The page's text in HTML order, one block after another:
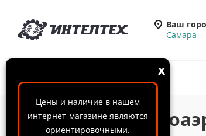
Цены и наличие в нашем
интернет-магазине являются
ориентировочными.
x
Ваш
Самара
Фильтр